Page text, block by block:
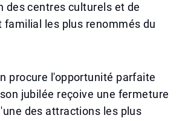
des centres culturels et de
les plus renommés du
procure l'opportunité parfaite
jubilée reçoive une fermeture
des attractions les plus